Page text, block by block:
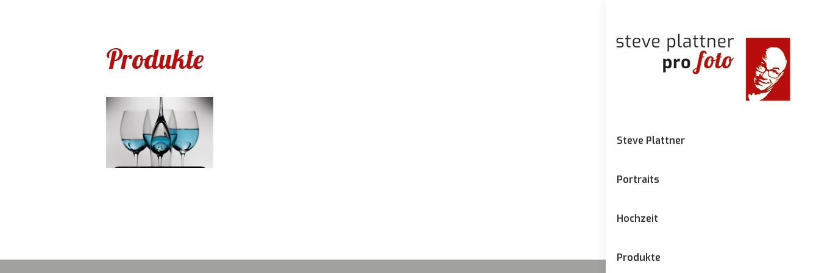
Steve Plattner
Portraits
Hochzeit
Produkte
Produkte
Produkte